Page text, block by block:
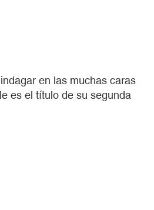
en las muchas caras
es el título de su segunda